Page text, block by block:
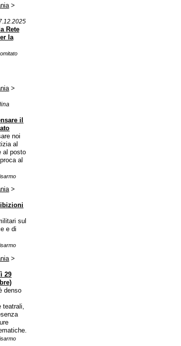
>
Rete
la
>
il
noi
al
al posto
al
>
sul
e di
>
29
denso